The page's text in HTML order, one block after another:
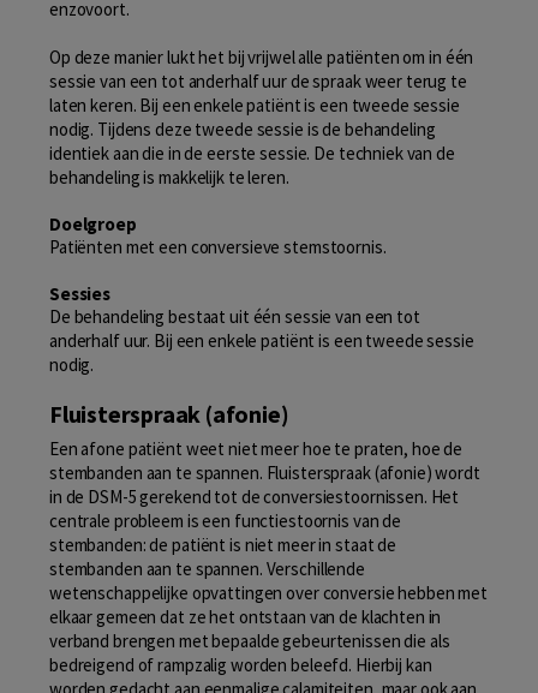
enzovoort.
Op deze manier lukt het bij vrijwel alle patiënten om in één
sessie van een tot anderhalf uur de spraak weer terug te
laten keren. Bij een enkele patiënt is een tweede sessie
nodig. Tijdens deze tweede sessie is de behandeling
identiek aan die in de eerste sessie. De techniek van de
behandeling is makkelijk te leren.
Doelgroep
Patiënten met een conversieve stemstoornis.
Sessies
De behandeling bestaat uit één sessie van een tot
anderhalf uur. Bij een enkele patiënt is een tweede sessie
nodig.
Fluisterspraak (afonie)
Een afone patiënt weet niet meer hoe te praten, hoe de
stembanden aan te spannen. Fluisterspraak (afonie) wordt
in de DSM-5 gerekend tot de conversiestoornissen. Het
centrale probleem is een functiestoornis van de
stembanden: de patiënt is niet meer in staat de
stembanden aan te spannen. Verschillende
wetenschappelijke opvattingen over conversie hebben met
elkaar gemeen dat ze het ontstaan van de klachten in
verband brengen met bepaalde gebeurtenissen die als
bedreigend of rampzalig worden beleefd. Hierbij kan
worden gedacht aan eenmalige calamiteiten, maar ook aan